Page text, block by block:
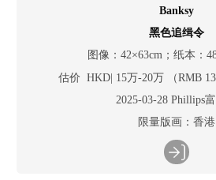
Banksy
黑色追缉令
图像：42×63cm；纸本：
估价 HKD| 15万-20万 （RMB
2025-03-28 Phillips
限量版画：香港